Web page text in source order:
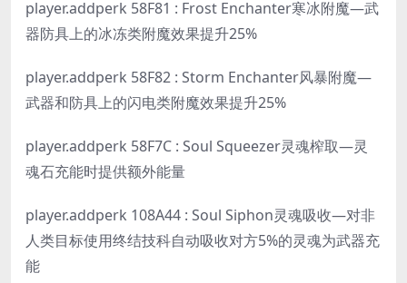
player.addperk 58F81 : Frost Enchanter寒冰附魔—武
器防具上的冰冻类附魔效果提升25%
player.addperk 58F82 : Storm Enchanter风暴附魔—
武器和防具上的闪电类附魔效果提升25%
player.addperk 58F7C : Soul Squeezer灵魂榨取—灵
魂石充能时提供额外能量
player.addperk 108A44 : Soul Siphon灵魂吸收—对非
人类目标使用终结技科自动吸收对方5%的灵魂为武器充
能